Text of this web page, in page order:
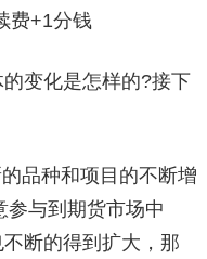
费+1分钱
变化是怎样的?接下
品种和项目的不断增
参与到期货市场中
断的得到扩大，那